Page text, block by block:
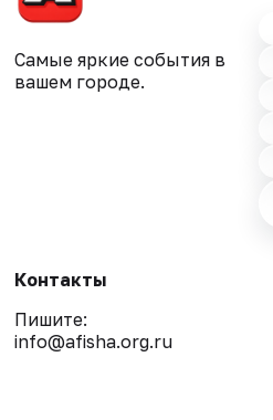
Самые яркие события в
вашем городе.
Контакты
Пишите:
info@afisha.org.ru